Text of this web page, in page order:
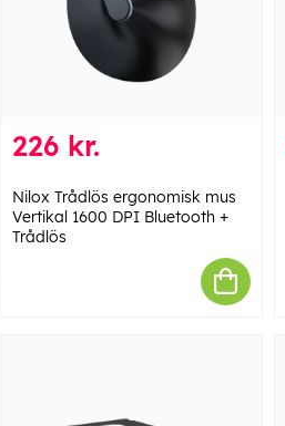
226 kr.
Nilox Trådlös ergonomisk mus
Vertikal 1600 DPI Bluetooth +
Trådlös